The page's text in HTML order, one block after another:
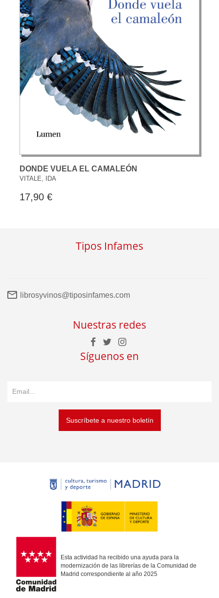
DONDE VUELA EL CAMALEÓN
VITALE, IDA
17,90 €
Tipos Infames
librosyvinos@tiposinfames.com
Nuestras redes
Síguenos en
Suscríbete a nuestro boletín
Esta actividad ha recibido una ayuda para la
modernización de las librerías de la Comunidad de
Madrid correspondiente al año 2025